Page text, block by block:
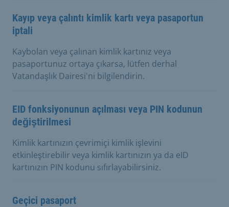
Kayıp veya çalıntı kimlik kartı veya pasaportun
iptali
Kaybolan veya çalınan kimlik kartınız veya
pasaportunuz ortaya çıkarsa, lütfen derhal
Vatandaşlık Dairesi'ni bilgilendirin.
EID fonksiyonunun açılması veya PIN kodunun
değiştirilmesi
Kimlik kartınızın çevrimiçi kimlik işlevini
etkinleştirebilir veya kimlik kartınızın ya da eID
kartınızın PIN kodunu sıfırlayabilirsiniz.
Geçici pasaport